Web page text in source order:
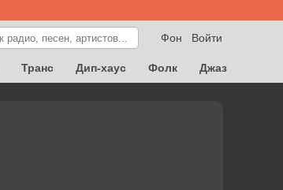
Войти
Фон
Транс Дип-хаус Фолк
Джаз